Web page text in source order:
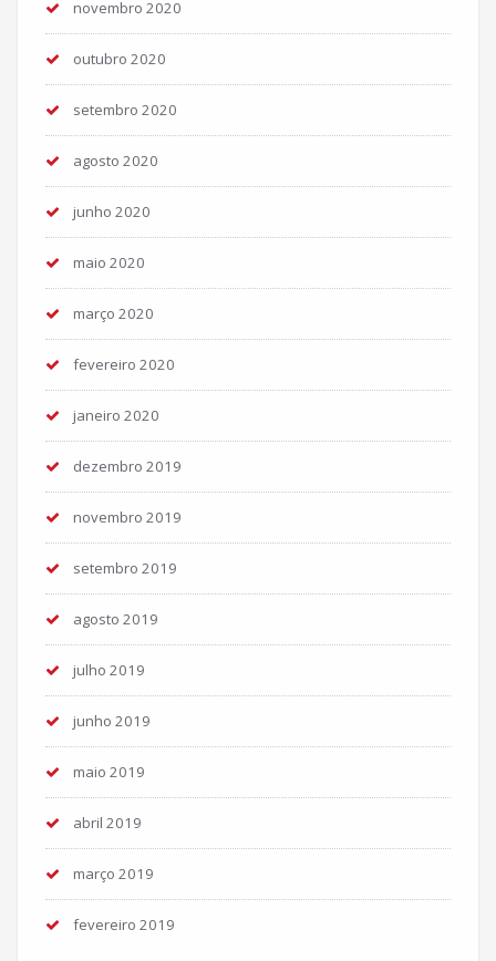
novembro 2020
outubro 2020
setembro 2020
agosto 2020
junho 2020
maio 2020
março 2020
fevereiro 2020
janeiro 2020
dezembro 2019
novembro 2019
setembro 2019
agosto 2019
julho 2019
junho 2019
maio 2019
abril 2019
março 2019
fevereiro 2019